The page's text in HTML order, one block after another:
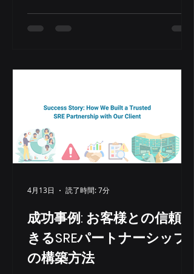
とパフォーマンスの優先を示していま
す。 Llama 2 70Bが2023年8月に発売
巨大なサイズのために、NVIDIA H100
後、MetaはLlama 3 8Bを発表しまし
た。これはサイズが約9分の1に縮小さ
れたモデルです。これにより、より小
型のAIアクセラレータや最適化された
ドウェアコストと消費電力を大幅に削
3 8Bは精度テストにおいて、大型の前
モデルを上回る性能を発揮しました。
セットアップの詳細 llama.cppでテス
ト済み マシン: Gv4 r8g.24xlarge オペ
成功事例: お客様との信頼で
きるSREパートナーシップ
の構築方法
4月13日 読了時間: 7分